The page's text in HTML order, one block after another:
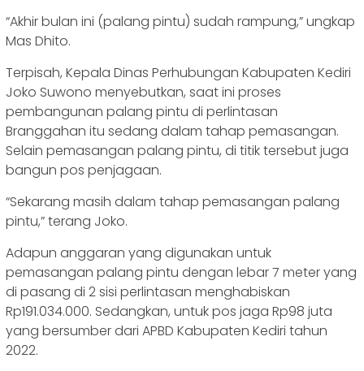
“Akhir bulan ini (palang pintu) sudah rampung,” ungkap
Mas Dhito.
Terpisah, Kepala Dinas Perhubungan Kabupaten Kediri
Joko Suwono menyebutkan, saat ini proses
pembangunan palang pintu di perlintasan
Branggahan itu sedang dalam tahap pemasangan.
Selain pemasangan palang pintu, di titik tersebut juga
bangun pos penjagaan.
“Sekarang masih dalam tahap pemasangan palang
pintu,” terang Joko.
Adapun anggaran yang digunakan untuk
pemasangan palang pintu dengan lebar 7 meter yang
di pasang di 2 sisi perlintasan menghabiskan
Rp191.034.000. Sedangkan, untuk pos jaga Rp98 juta
yang bersumber dari APBD Kabupaten Kediri tahun
2022.